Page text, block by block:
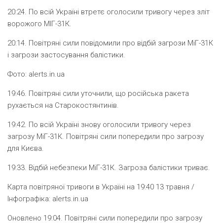
20:24. По всій Україні втретє оголосили тривогу через зліт
ворожого МІГ-31К.
20:14. Повітряні сили повідомили про відбій загрози МіГ-31К
і загрози застосування балістики.
Фото: alerts.in.ua
19:46. Повітряні сили уточнили, що російська ракета
рухається на Старокостянтинів.
19:42. По всій Україні знову оголосили тривогу через
загрозу МіГ-31К. Повітряні сили попередили про загрозу
для Києва.
19:33. Відбій небезпеки МіГ-31К. Загроза балістики триває.
Карта повітряної тривоги в Україні на 19:40 13 травня /
Інфографіка: alerts.in.ua
Оновлено 19:04. Повітряні сили попередили про загрозу